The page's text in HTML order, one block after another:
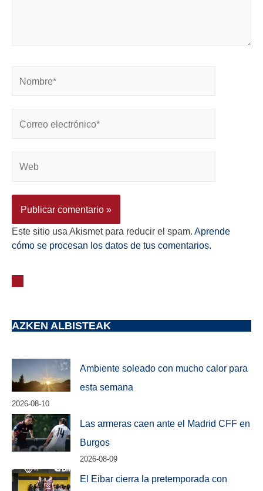
Este sitio usa Akismet para reducir el spam. Aprende
cómo se procesan los datos de tus comentarios.
AZKEN ALBISTEAK
Ambiente soleado con mucho calor para
esta semana
2026-08-10
Las armeras caen ante el Madrid CFF en
Burgos
2026-08-09
El Eibar cierra la pretemporada con